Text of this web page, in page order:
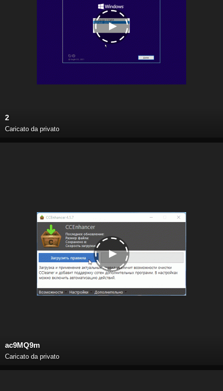
2
Caricato da privato
ac9MQ9m
Caricato da privato